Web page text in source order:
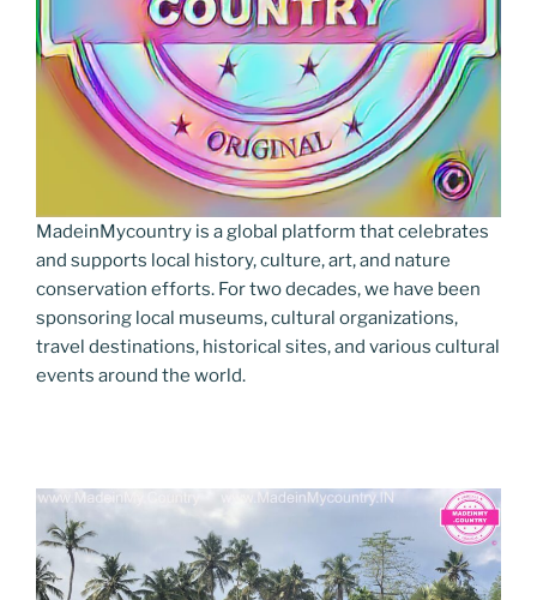
MadeinMycountry is a global platform that celebrates
and supports local history, culture, art, and nature
conservation efforts. For two decades, we have been
sponsoring local museums, cultural organizations,
travel destinations, historical sites, and various cultural
events around the world.